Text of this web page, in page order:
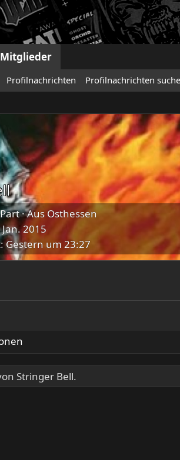
Mitglieder
Profilnachrichten Profilnachrichten
·Aus Osthessen
2015
Gestern um 23:27
Stringer Bell.